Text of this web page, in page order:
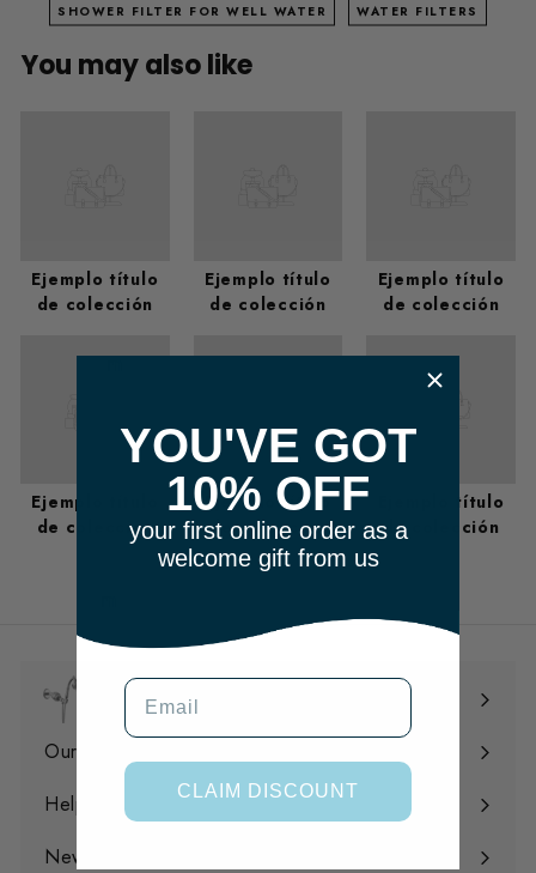
SHOWER FILTER FOR WELL WATER
WATER FILTERS
You may also like
Ejemplo título
de colección
Ejemplo título
de colección
Ejemplo título
de colección
Ejemplo título
de colección
Ejemplo título
de colección
Ejemplo título
de colección
Expandir
menú
Our Filtration
Expandir
menú
Help
Expandir
menú
News
YOU'VE GOT
10% OFF
your first online order as a
welcome gift from us
Email
CLAIM DISCOUNT